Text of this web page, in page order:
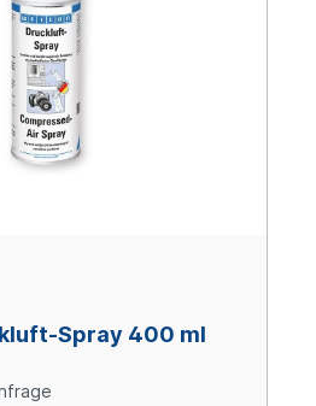
Spray 400 ml